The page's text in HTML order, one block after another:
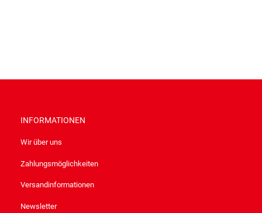
INFORMATIONEN
Wir über uns
Zahlungsmöglichkeiten
Versandinformationen
Newsletter